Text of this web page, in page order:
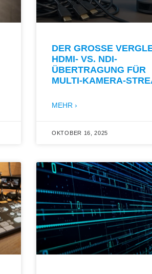
DER GROSSE
DMI- VS. NDI-Ü
BERTRAGUNG FÜR M
ULTI-KAMERA-
MEHR ›
OKTOBER 16, 2025